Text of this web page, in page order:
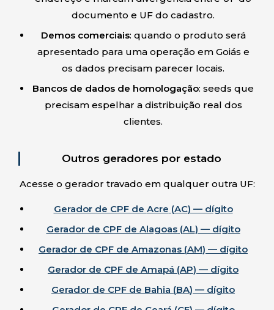
documento e UF do cadastro.
Demos comerciais: quando o produto será
apresentado para uma operação em Goiás e
os dados precisam parecer locais.
Bancos de dados de homologação: seeds que
precisam espelhar a distribuição real dos
clientes.
Outros geradores por estado
Acesse o gerador travado em qualquer outra UF:
Gerador de CPF de Acre (AC) — dígito
Gerador de CPF de Alagoas(AL) — dígito
Gerador de CPF de Amazonas (AM) — dígito
Gerador de CPF de Amapá (AP) — dígito
Gerador de CPF de Bahia (BA) — dígito